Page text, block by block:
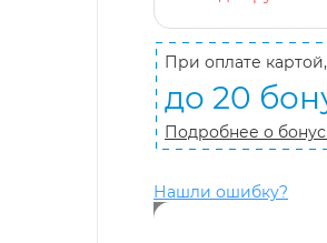
При оплате
до 20
Подробнее о
Нашли ошибку?